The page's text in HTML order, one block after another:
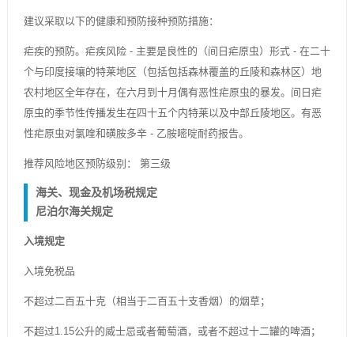
建议采取以下的健康和预防接种预防措施：
疟疾的预防。疟疾风险 - 主要是良性的（间日疟原虫）形式 - 在二十
个与印度接壤的特莱地区（包括包括森林覆盖的丘陵和森林区）地
农村地区全年存在，在六月到十月偶有恶性疟原虫的暴发。间日疟
原虫的季节性传播发生在四十五个内特莱以及中部丘陵地区。有恶
性疟原虫对氯喹和磺胺多辛 - 乙胺嘧啶耐药报告。
推荐风险地区预防级别： 第三级
海关、现金及机场税规定
尼泊尔海关规定
入境规定
入境免税品
不超过二百五十克（相当于二百五十支香烟）的烟草；
不超过1.15公升的威士忌或者葡萄酒，或者不超过十二罐的啤酒；